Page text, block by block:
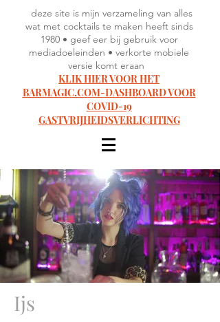
deze site is mijn verzameling van alles
wat met cocktails te maken heeft sinds
1980 • geef eer bij gebruik voor
mediadoeleinden • verkorte mobiele
versie komt eraan
KLIK HIER VOOR HET
BARMAGIC.COM-DASHBOARD VOOR
COVID-19
GASTVRIJHEIDSVERLICHTING
Ijs